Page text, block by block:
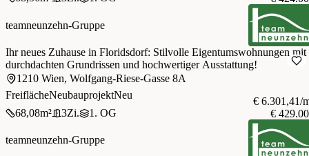
teamneunzehn-Gruppe
Ihr neues Zuhause in Floridsdorf: Stilvolle Eigentumswohnungen mit
durchdachten Grundrissen und hochwertiger Ausstattung!
1210 Wien, Wolfgang-Riese-Gasse 8A
FreiflächeNeubauprojektNeu
68,08m² 3Zi. 1. OG
€ 6.301,41/
€
teamneunzehn-Gruppe